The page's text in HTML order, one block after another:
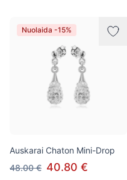
Nuolaida -15%
Auskarai Chaton Mini-Drop
48.00 € 40.80 €